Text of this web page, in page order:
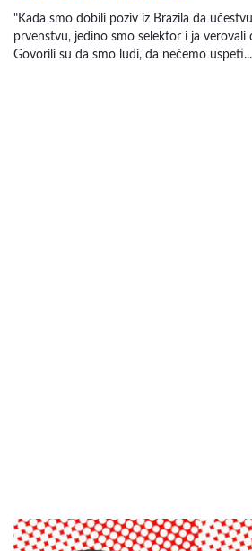
"Kada smo dobili poziv iz Brazila da
prvenstvu, jedino smo selektor i ja verovali
Govorili su da smo ludi, da nećemo uspeti...